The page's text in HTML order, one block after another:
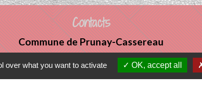
Contacts
Commune de Prunay-Cassereau
11, rue de l'Hôtel de Ville
41310 Prunay-Cassereau - FRANCE
over what you want to activate OK, accept all